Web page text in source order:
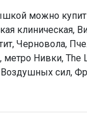
можно
клиническая,
Черновола,
Нивки,
сил,